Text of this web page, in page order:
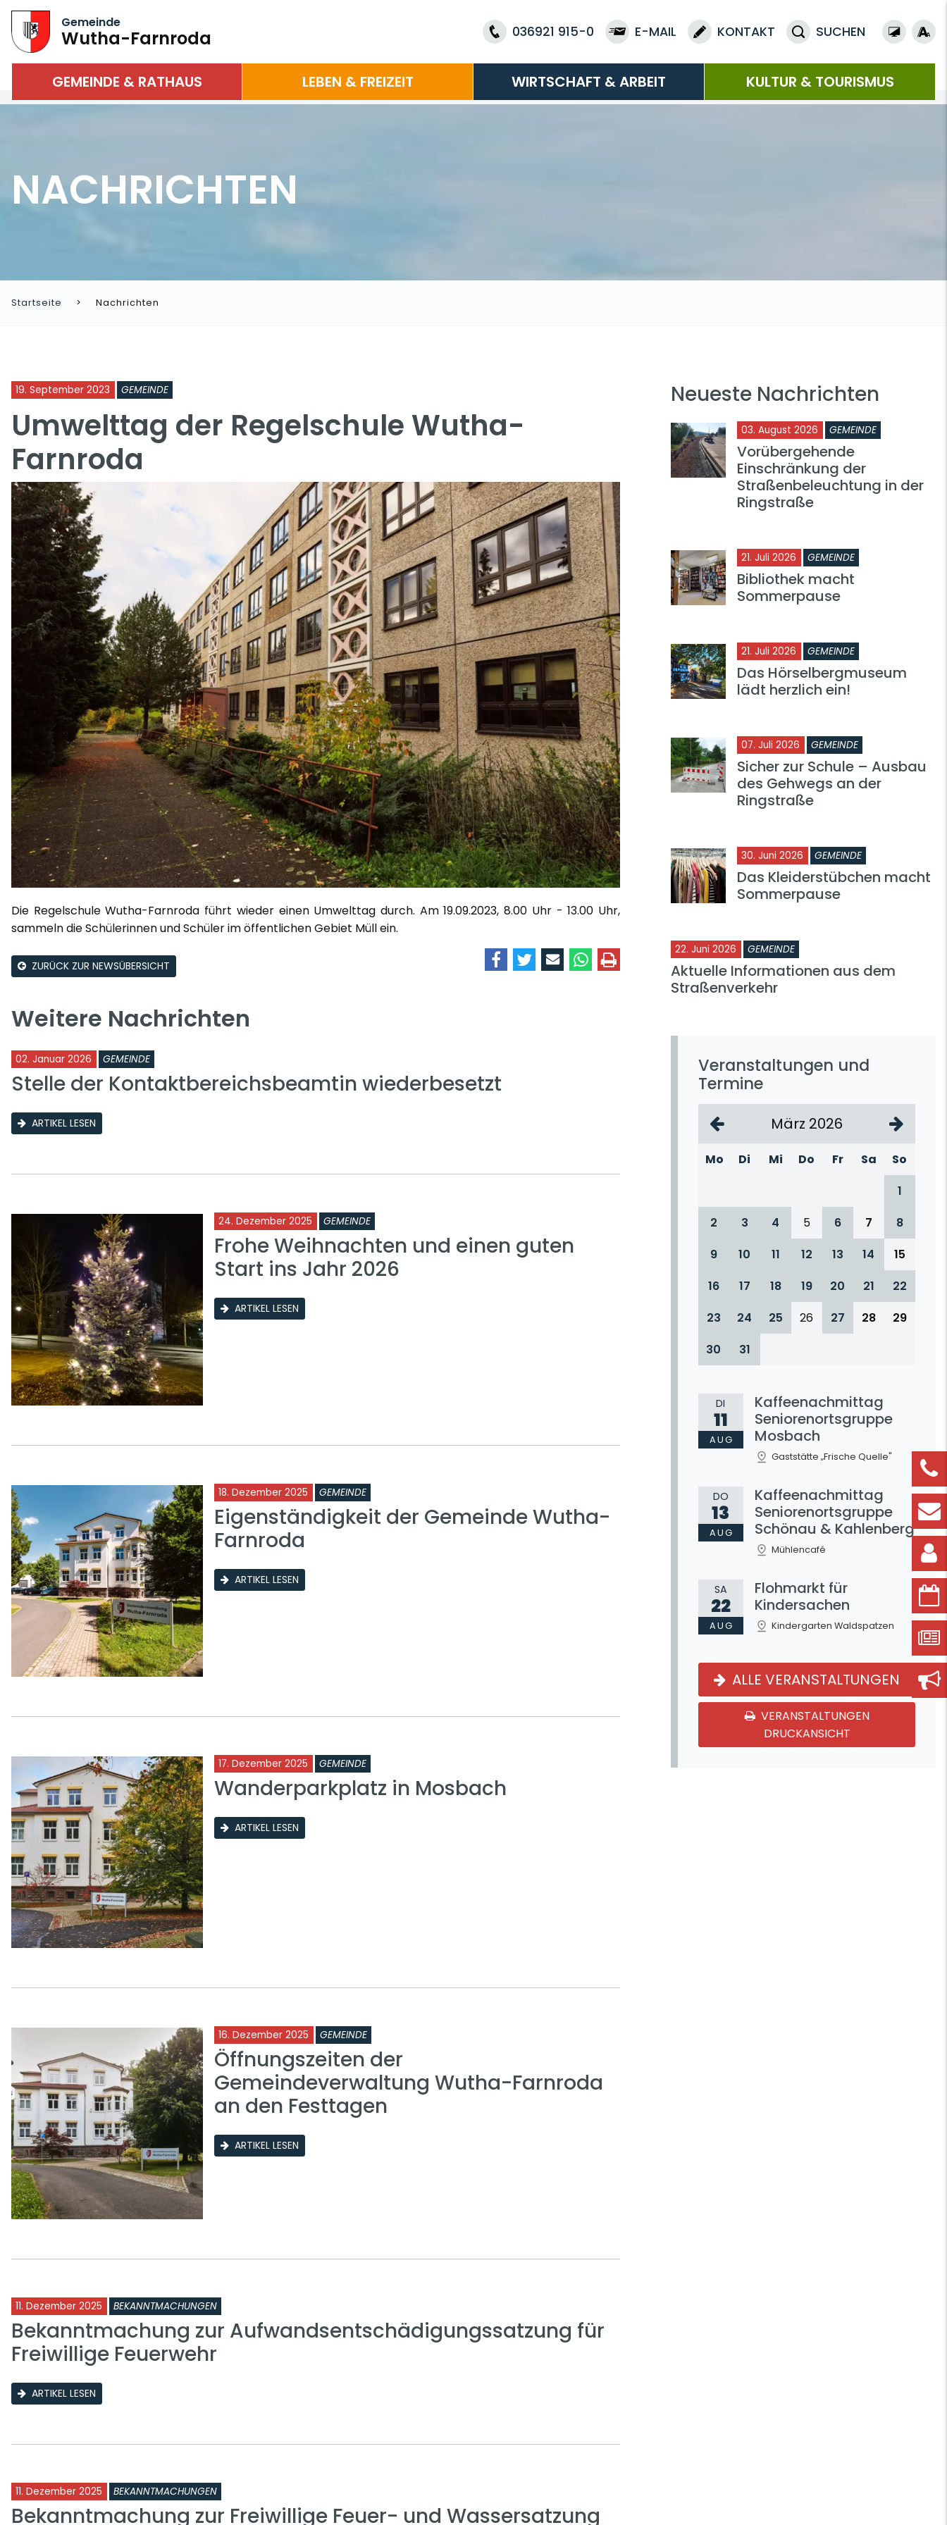
Gemeinde
Wutha-Farnroda 036921 915-0 E-MAIL KONTAKT SUCHEN
GEMEINDE & RATHAUS LEBEN & FREIZEIT WIRTSCHAFT & ARBEIT KULTUR & TOURISMUS
NACHRICHTEN
Startseite Nachrichten
19. September 2023 GEMEINDE
Umwelttag der Regelschule Wutha-
Farnroda
Die Regelschule Wutha-Farnroda führt wieder einen Umwelttag durch. Am 19.09.2023, 8.00 Uhr - 13.00 Uhr,
sammeln die Schülerinnen und Schüler im öffentlichen Gebiet Müll ein.
ZURÜCK ZUR NEWSÜBERSICHT
Weitere Nachrichten
02. Januar 2026 GEMEINDE
Stelle der Kontaktbereichsbeamtin wiederbesetzt
ARTIKEL LESEN
24. Dezember 2025 GEMEINDE
Frohe Weihnachten und einen guten
Start ins Jahr 2026
ARTIKEL LESEN
18. Dezember 2025 GEMEINDE
Eigenständigkeit der Gemeinde Wutha-
Farnroda
ARTIKEL LESEN
17. Dezember 2025 GEMEINDE
Wanderparkplatz in Mosbach
ARTIKEL LESEN
16. Dezember 2025 GEMEINDE
Öffnungszeiten der
Gemeindeverwaltung Wutha-Farnroda
an den Festtagen
ARTIKEL LESEN
11. Dezember 2025 BEKANNTMACHUNGEN
Bekanntmachung zur Aufwandsentschädigungssatzung für
Freiwillige Feuerwehr
ARTIKEL LESEN
11. Dezember 2025 BEKANNTMACHUNGEN
Bekanntmachung zur Freiwillige Feuer- und Wassersatzung
Neueste Nachrichten
03. August 2026 GEMEINDE
Vorübergehende
Einschränkung der
Straßenbeleuchtung in der
Ringstraße
21. Juli 2026 GEMEINDE
Bibliothek macht
Sommerpause
21. Juli 2026 GEMEINDE
Das Hörselbergmuseum
lädt herzlich ein!
07. Juli 2026 GEMEINDE
Sicher zur Schule – Ausbau
des Gehwegs an der
Ringstraße
30. Juni 2026 GEMEINDE
Das Kleiderstübchen macht
Sommerpause
22. Juni 2026 GEMEINDE
Aktuelle Informationen aus dem
Straßenverkehr
Veranstaltungen und
Termine
März 2026
Mo Di Mi Do Fr Sa
So
1
2
3 4 5 6 7
8
9
10 11 12 13 14
15
16
17 18 19 20 21
22
23
24 25 26 27 28
29
30
31
DI
11
AUG
Kaffeenachmittag
Seniorenortsgruppe
Mosbach
Gaststätte „Frische Quelle"
DO
13
AUG
Kaffeenachmittag
Seniorenortsgruppe
Schönau & Kahlenberg
Mühlencafé
SA
22
AUG
Flohmarkt für
Kindersachen
Kindergarten Waldspatzen
ALLE VERANSTALTUNGEN
VERANSTALTUNGEN
DRUCKANSICHT